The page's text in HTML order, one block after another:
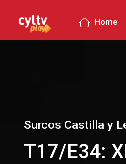
Home
Surcos Castilla y
T17/E34: